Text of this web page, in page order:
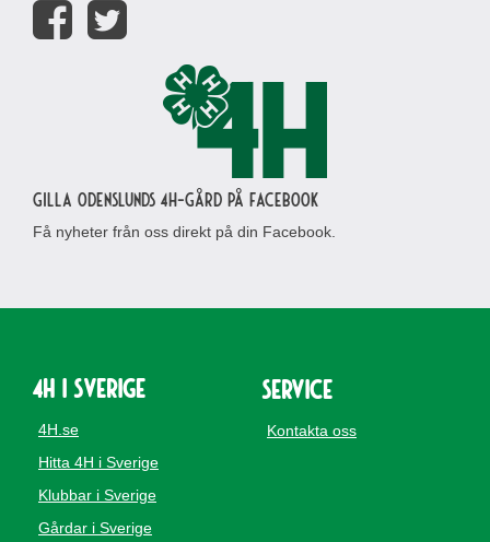
Gilla Odenslunds 4H-gård på Facebook
Få nyheter från oss direkt på din Facebook.
4H i Sverige
4H.se
Hitta 4H i Sverige
Klubbar i Sverige
Gårdar i Sverige
Service
Kontakta oss